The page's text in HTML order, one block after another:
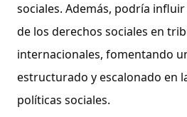
sociales. Además, podría
de los derechos sociales en
internacionales, fomentando
estructurado y escalonado en
políticas sociales.